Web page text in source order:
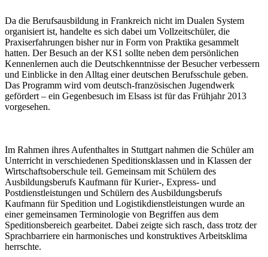
Da die Berufsausbildung in Frankreich nicht im Dualen System
organisiert ist, handelte es sich dabei um Vollzeitschüler, die
Praxiserfahrungen bisher nur in Form von Praktika gesammelt
hatten. Der Besuch an der KS1 sollte neben dem persönlichen
Kennenlernen auch die Deutschkenntnisse der Besucher verbessern
und Einblicke in den Alltag einer deutschen Berufsschule geben.
Das Programm wird vom deutsch-französischen Jugendwerk
gefördert – ein Gegenbesuch im Elsass ist für das Frühjahr 2013
vorgesehen.
Im Rahmen ihres Aufenthaltes in Stuttgart nahmen die Schüler am
Unterricht in verschiedenen Speditionsklassen und in Klassen der
Wirtschaftsoberschule teil. Gemeinsam mit Schülern des
Ausbildungsberufs Kaufmann für Kurier-, Express- und
Postdienstleistungen und Schülern des Ausbildungsberufs
Kaufmann für Spedition und Logistikdienstleistungen wurde an
einer gemeinsamen Terminologie von Begriffen aus dem
Speditionsbereich gearbeitet. Dabei zeigte sich rasch, dass trotz der
Sprachbarriere ein harmonisches und konstruktives Arbeitsklima
herrschte.